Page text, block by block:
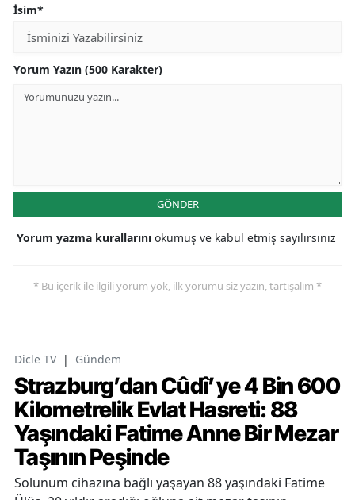
İsim*
Yorum Yazın (500 Karakter)
GÖNDER
Yorum yazma kurallarını okumuş ve kabul etmiş sayılırsınız
* Bu içerik ile ilgili yorum yok, ilk yorumu siz yazın, tartışalım *
Dicle TV | Gündem
Strazburg’dan Cûdî’ye 4 Bin 600
Kilometrelik Evlat Hasreti: 88
Yaşındaki Fatime Anne Bir Mezar
Taşının Peşinde
Solunum cihazına bağlı yaşayan 88 yaşındaki Fatime